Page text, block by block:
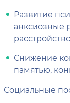
Развитие
анксиозные
Снижение
памятью,
Социальные